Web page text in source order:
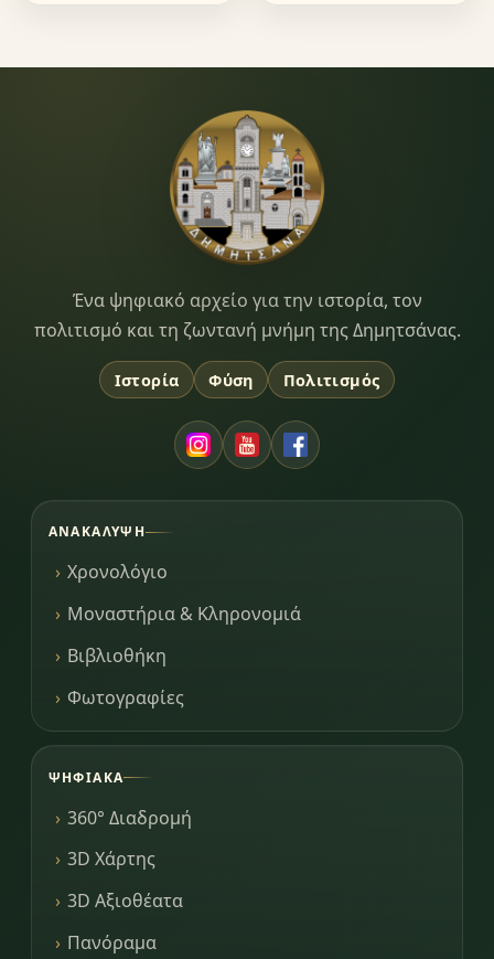
Dimitsana.gr
Ένα ψηφιακό αρχείο για την ιστορία, τον
πολιτισμό και τη ζωντανή μνήμη της Δημητσάνας.
Ιστορία Φύση Πολιτισμός
ΑΝΑΚΆΛΥΨΗ
Χρονολόγιο
Μοναστήρια & Κληρονομιά
Βιβλιοθήκη
Φωτογραφίες
ΨΗΦΙΑΚΆ
360° Διαδρομή
3D Χάρτης
3D Αξιοθέατα
Πανόραμα